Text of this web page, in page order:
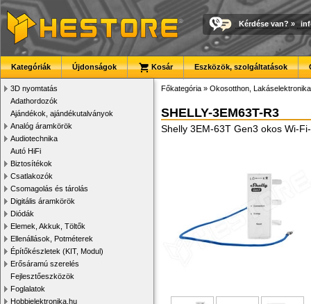
Kérdése van? »
Kategóriák Újdonságok Kosár Eszközök, szolgáltatások
3D nyomtatás
Adathordozók
Ajándékok, ajándékutalványok
Analóg áramkörök
Audiotechnika
Autó HiFi
Biztosítékok
Csatlakozók
Csomagolás és tárolás
Digitális áramkörök
Diódák
Elemek, Akkuk, Töltők
Ellenállások, Potméterek
Építőkészletek (KIT, Modul)
Erősáramú szerelés
Fejlesztőeszközök
Foglalatok
Hobbielektronika.hu
Főkategória » Okosotthon, Lakáselektronika
SHELLY-3EM63T-R3
Shelly 3EM-63T Gen3 okos Wi-